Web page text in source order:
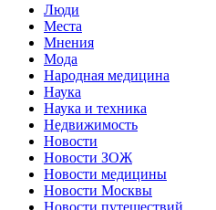
Люди
Места
Мнения
Мода
Народная медицина
Наука
Наука и техника
Недвижимость
Новости
Новости ЗОЖ
Новости медицины
Новости Москвы